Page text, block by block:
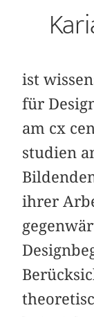
ist
für
am cx
studien
ihrer